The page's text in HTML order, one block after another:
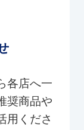
各店へ一
奨商品や
用くださ